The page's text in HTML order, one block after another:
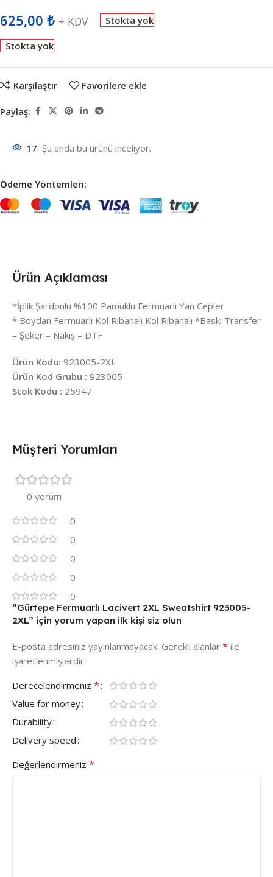
625,00 ₺ + KDV Stokta yok
Stokta yok
Karşılaştır Favorilere ekle
Paylaş:
17 Şu anda bu ürünü inceliyor.
Ödeme Yöntemleri:
Ürün Açıklaması
*İplik Şardonlu %100 Pamuklu Fermuarlı Yan Cepler
* Boydan Fermuarlı Kol Ribanalı Kol Ribanalı *Baskı Transfer
– Şeker – Nakış – DTF
Ürün Kodu: 923005-2XL
Ürün Kod Grubu : 923005
Stok Kodu : 25947
Müşteri Yorumları
0 yorum
0
0
0
0
0
“Gürtepe Fermuarlı Lacivert 2XL Sweatshirt 923005-
2XL” için yorum yapan ilk kişi siz olun
E-posta adresiniz yayınlanmayacak. Gerekli alanlar * ile
işaretlenmişlerdir
Derecelendirmeniz *
Value for money
Durability
Delivery speed
Değerlendirmeniz *